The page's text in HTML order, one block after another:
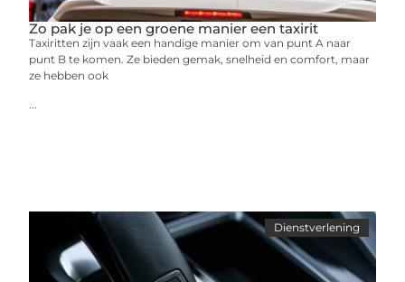
Zo pak je op een groene manier een taxirit
Taxiritten zijn vaak een handige manier om van punt A naar
punt B te komen. Ze bieden gemak, snelheid en comfort, maar
ze hebben ook
Dienstverlening